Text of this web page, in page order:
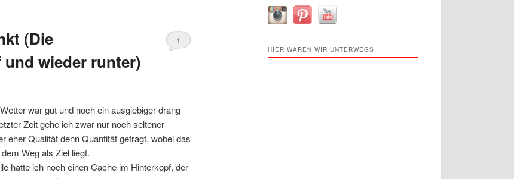
(Die
und wieder runter)
1
war gut und noch ein ausgiebiger drang
Zeit gehe ich zwar nur noch seltener
eher Qualität denn Quantität gefragt, wobei das
Weg als Ziel liegt.
hatte ich noch einen Cache im Hinterkopf, der
HIER WAREN WIR UNTERWEGS